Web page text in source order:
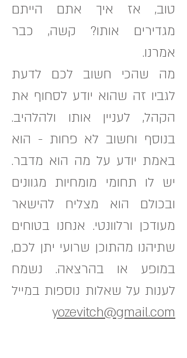
טוב, אז איך אתם הייתם
מגדירים אותו? קשה, כבר
אמרנו.
מה שהכי חשוב לכם לדעת
לגביו זה שהוא יודע לסחוף את
הקהל, לעניין אותו ולהלהיב.
בנוסף וחשוב לא פחות - הוא
באמת יודע על מה הוא מדבר.
יש לו תחומי מומחיות מגוונים
ובכולם הוא מצליח להישאר
מעודכן ורלוונטי. אנחנו בטוחים
שתיהנו מהתוכן שרועי יתן לכם,
במופע או בהרצאה. נשמח
לענות על שאלות נוספות במייל
yozevitch@gmail.com